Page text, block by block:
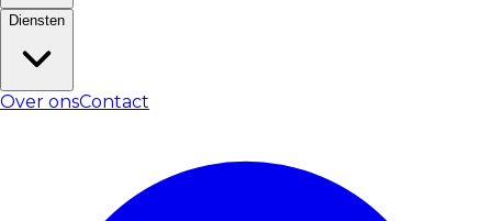
Diensten
Over onsContact